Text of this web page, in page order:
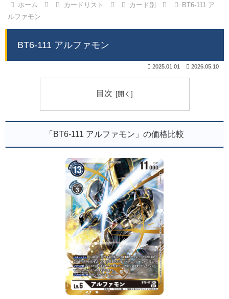
ホーム カードリスト カード別
BT6-111 ア
ルファモン
BT6-111 アルファモン
2025.01.01 2026.05.10
目次
「BT6-111 アルファモン」の価格比較